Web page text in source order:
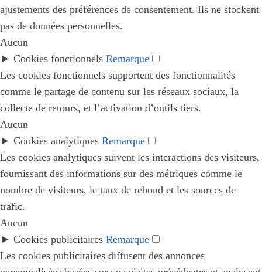
ajustements des préférences de consentement. Ils ne stockent
pas de données personnelles.
Aucun
► Cookies fonctionnels Remarque
Les cookies fonctionnels supportent des fonctionnalités
comme le partage de contenu sur les réseaux sociaux, la
collecte de retours, et l’activation d’outils tiers.
Aucun
► Cookies analytiques Remarque
Les cookies analytiques suivent les interactions des visiteurs,
fournissant des informations sur des métriques comme le
nombre de visiteurs, le taux de rebond et les sources de
trafic.
Aucun
► Cookies publicitaires Remarque
Les cookies publicitaires diffusent des annonces